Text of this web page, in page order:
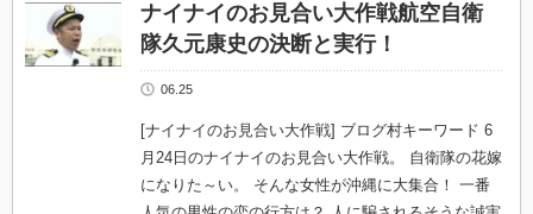
ナイナイのお見合い大作戦航空自衛
隊久元康史の決断と実行！
06.25
[ナイナイのお見合い大作戦] ブログ村キーワード 6
月24日のナイナイのお見合い大作戦。 自衛隊の花嫁
になりた～い。 そんな女性が沖縄に大集合！ 一番